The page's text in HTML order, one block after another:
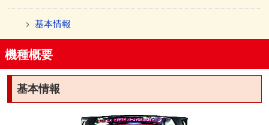
基本情報
機種概要
基本情報